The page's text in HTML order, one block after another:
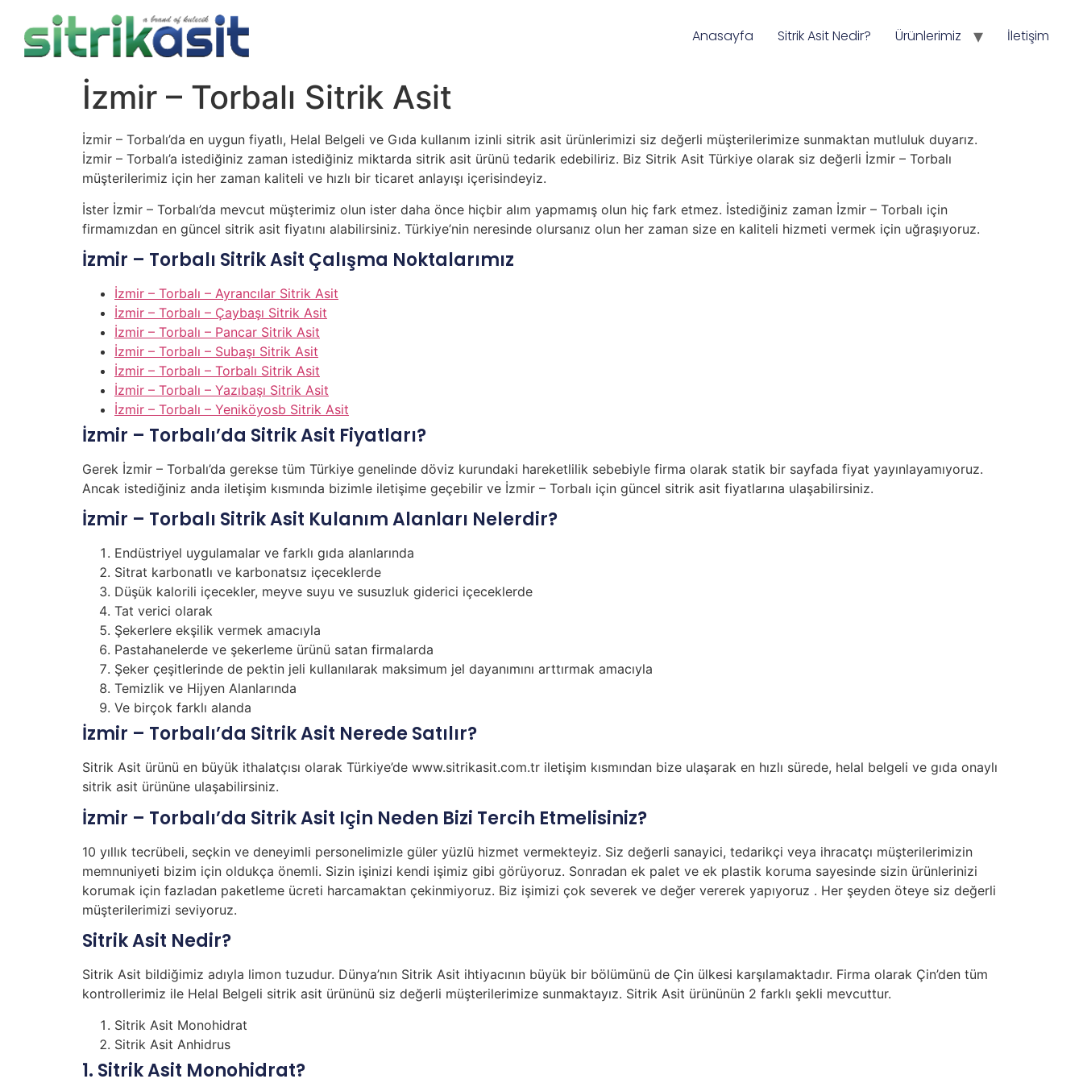
Anasayfa Sitrik Asit Nedir? Ürünlerimiz İletişim
İzmir – Torbalı Sitrik Asit
İzmir – Torbalı’da en uygun fiyatlı, Helal Belgeli ve Gıda kullanım izinli sitrik asit ürünlerimizi siz değerli müşterilerimize sunmaktan mutluluk duyarız.
İzmir – Torbalı’a istediğiniz zaman istediğiniz miktarda sitrik asit ürünü tedarik edebiliriz. Biz Sitrik Asit Türkiye olarak siz değerli İzmir – Torbalı
müşterilerimiz için her zaman kaliteli ve hızlı bir ticaret anlayışı içerisindeyiz.
İster İzmir – Torbalı’da mevcut müşterimiz olun ister daha önce hiçbir alım yapmamış olun hiç fark etmez. İstediğiniz zaman İzmir – Torbalı için
firmamızdan en güncel sitrik asit fiyatını alabilirsiniz. Türkiye’nin neresinde olursanız olun her zaman size en kaliteli hizmeti vermek için uğraşıyoruz.
İzmir – Torbalı Sitrik Asit Çalışma Noktalarımız
İzmir – Torbalı – Ayrancılar Sitrik Asit
İzmir – Torbalı – Çaybaşı Sitrik Asit
İzmir – Torbalı – Pancar Sitrik Asit
İzmir – Torbalı – Subaşı Sitrik Asit
İzmir – Torbalı – Torbalı Sitrik Asit
İzmir – Torbalı – Yazıbaşı Sitrik Asit
İzmir – Torbalı – Yeniköyosb Sitrik Asit
İzmir – Torbalı’da Sitrik Asit Fiyatları?
Gerek İzmir – Torbalı’da gerekse tüm Türkiye genelinde döviz kurundaki hareketlilik sebebiyle firma olarak statik bir sayfada fiyat yayınlayamıyoruz.
Ancak istediğiniz anda iletişim kısmında bizimle iletişime geçebilir ve İzmir – Torbalı için güncel sitrik asit fiyatlarına ulaşabilirsiniz.
İzmir – Torbalı Sitrik Asit Kulanım Alanları Nelerdir?
Endüstriyel uygulamalar ve farklı gıda alanlarında
Sitrat karbonatlı ve karbonatsız içeceklerde
Düşük kalorili içecekler, meyve suyu ve susuzluk giderici içeceklerde
Tat verici olarak
Şekerlere ekşilik vermek amacıyla
Pastahanelerde ve şekerleme ürünü satan firmalarda
Şeker çeşitlerinde de pektin jeli kullanılarak maksimum jel dayanımını arttırmak amacıyla
Temizlik ve Hijyen Alanlarında
Ve birçok farklı alanda
İzmir – Torbalı’da Sitrik Asit Nerede Satılır?
Sitrik Asit ürünü en büyük ithalatçısı olarak Türkiye’de www.sitrikasit.com.tr iletişim kısmından bize ulaşarak en hızlı sürede, helal belgeli ve gıda onaylı
sitrik asit ürününe ulaşabilirsiniz.
İzmir – Torbalı’da Sitrik Asit Için Neden Bizi Tercih Etmelisiniz?
10 yıllık tecrübeli, seçkin ve deneyimli personelimizle güler yüzlü hizmet vermekteyiz. Siz değerli sanayici, tedarikçi veya ihracatçı müşterilerimizin
memnuniyeti bizim için oldukça önemli. Sizin işinizi kendi işimiz gibi görüyoruz. Sonradan ek palet ve ek plastik koruma sayesinde sizin ürünlerinizi
korumak için fazladan paketleme ücreti harcamaktan çekinmiyoruz. Biz işimizi çok severek ve değer vererek yapıyoruz . Her şeyden öteye siz değerli
müşterilerimizi seviyoruz.
Sitrik Asit Nedir?
Sitrik Asit bildiğimiz adıyla limon tuzudur. Dünya’nın Sitrik Asit ihtiyacının büyük bir bölümünü de Çin ülkesi karşılamaktadır. Firma olarak Çin’den tüm
kontrollerimiz ile Helal Belgeli sitrik asit ürününü siz değerli müşterilerimize sunmaktayız. Sitrik Asit ürününün 2 farklı şekli mevcuttur.
Sitrik Asit Monohidrat
Sitrik Asit Anhidrus
1. Sitrik Asit Monohidrat?